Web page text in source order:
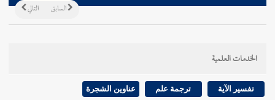
التالي السابق
الخدمات العلمية
تفسير الآية ترجمة علم عناوين الشجرة